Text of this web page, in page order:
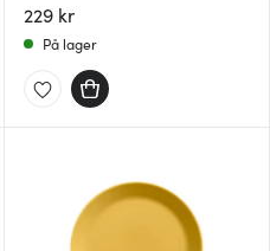
229 kr
På lager